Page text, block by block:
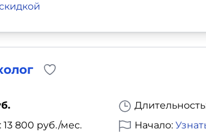
13 800 руб./мес.
Начало: